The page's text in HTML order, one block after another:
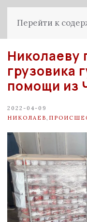
Перейти к
Николаеву
грузовика
помощи из
2022-04-09
НИКОЛАЕВ